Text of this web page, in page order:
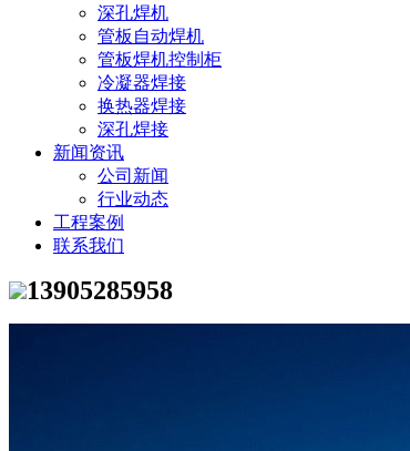
深孔焊机
管板自动焊机
管板焊机控制柜
冷凝器焊接
换热器焊接
深孔焊接
新闻资讯
公司新闻
行业动态
工程案例
联系我们
13905285958